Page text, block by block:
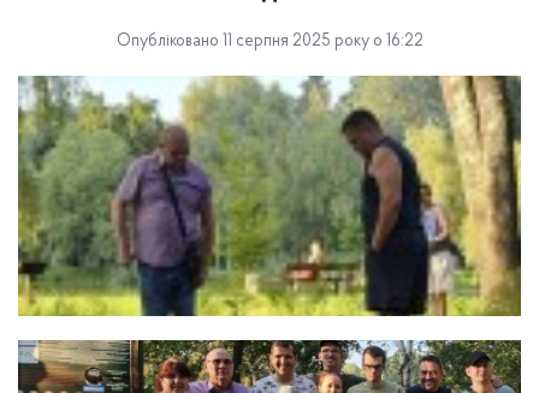
Опубліковано 11 серпня 2025 року о 16:22